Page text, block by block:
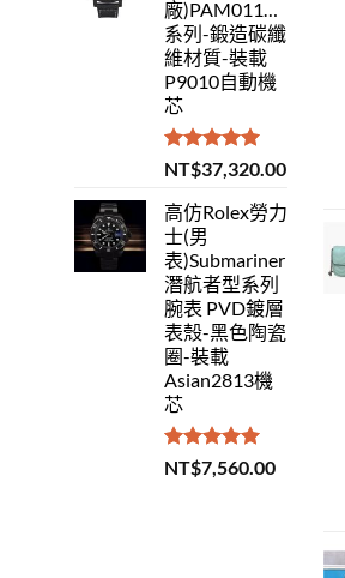
廠)PAM01118Luminor
系列-鍛造碳纖
維材質-裝載
P9010自動機
芯
評分5.00
滿分 5
NT$37,320.00
高仿Rolex勞力
士(男
表)Submariner
潛航者型系列
腕表 PVD鍍層
表殼-黑色陶瓷
圈-裝載
Asian2813機
芯
評分 5.00
滿分 5
NT$7,560.00